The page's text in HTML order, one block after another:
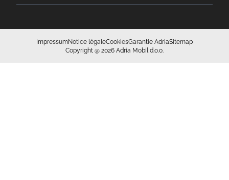
ImpressumNotice légaleCookiesGarantie AdriaSitemap
Copyright @ 2026 Adria Mobil d.o.o.